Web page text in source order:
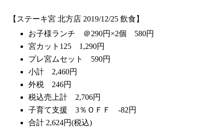
【ステーキ宮 北方店 2019/12/25 飲食】
お子様ランチ ＠290円×2個 580円
宮カット125 1,290円
プレ宮ムセット 590円
小計 2,460円
外税 246円
税込売上計 2,706円
子育て支援 3％ＯＦＦ -82円
合計 2,624円(税込)